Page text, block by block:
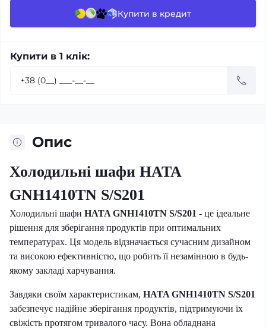
Купити в кредит
Купити в 1 клік:
Опис
Холодильні шафи HATA
GNH1410TN S/S201
Холодильні шафи HATA GNH1410TN S/S201 - це ідеальне
рішення для зберігання продуктів при оптимальних
температурах. Ця модель відзначається сучасним дизайном
та високою ефективністю, що робить її незамінною в будь-
якому закладі харчування.
Завдяки своїм характеристикам, HATA GNH1410TN S/S201
забезпечує надійне зберігання продуктів, підтримуючи їх
свіжість протягом тривалого часу. Вона обладнана